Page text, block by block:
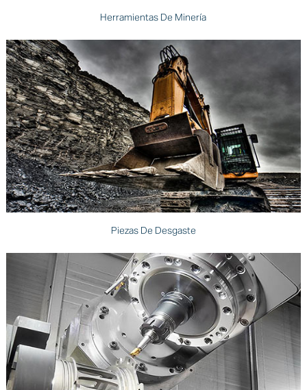
Herramientas De Minería
Piezas De Desgaste